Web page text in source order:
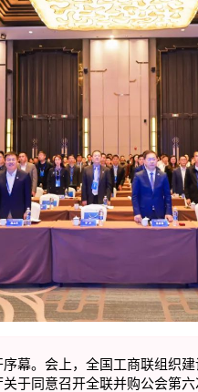
幕。会上，全国工商联组织建
于同意召开全联并购公会第